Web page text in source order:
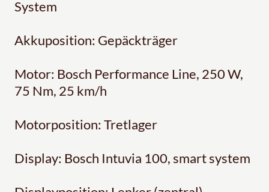
System
Akkuposition: Gepäckträger
Motor: Bosch Performance Line, 250 W,
75 Nm, 25 km/h
Motorposition: Tretlager
Display: Bosch Intuvia 100, smart system